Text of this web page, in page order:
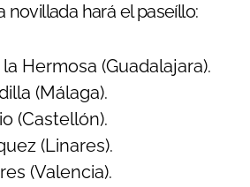
novillada hará el paseíllo:
Hermosa (Guadalajara).
(Málaga).
(Castellón).
(Linares).
(Valencia).